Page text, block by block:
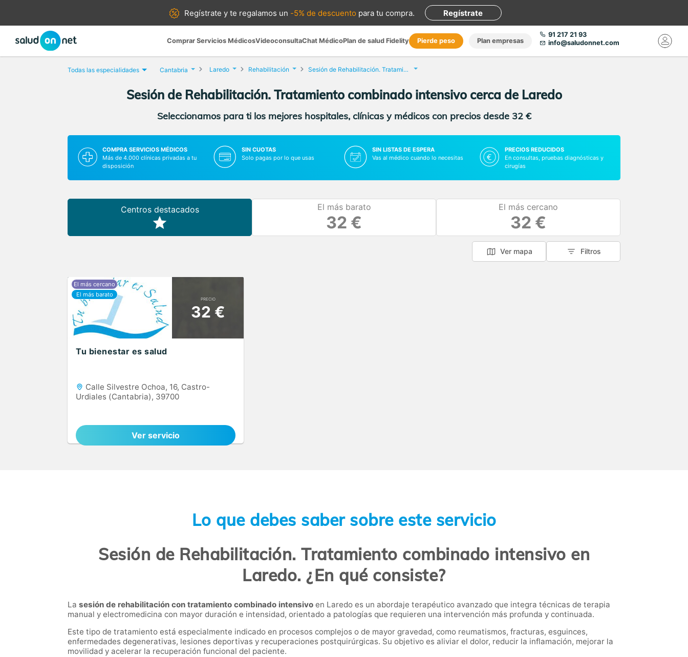
Regístrate yte regalamos un -5% de descuento para tu compra. Regístrate
Comprar Servicios MédicosVideoconsultaChat MédicoPlan de salud Fidelity Pierde peso Plan empresas
91 217 21 93
info@saludonnet.com
Todas las especialidades Cantabria Laredo Rehabilitación Sesión de Rehabilitación. Tratamiento combinado intensivo
Sesión de Rehabilitación. Tratamiento combinado intensivo cerca de Laredo
Seleccionamos para ti los mejores hospitales, clínicas y médicos con precios desde 32 €
COMPRA SERVICIOS MÉDICOS
Más de 4.000 clínicas privadas a tu
disposición
SIN CUOTAS
Solo pagas por lo que usas
SIN LISTAS DE ESPERA
Vas al médico cuando lo necesitas
PRECIOS REDUCIDOS
En consultas, pruebas diagnósticas y
cirugías
Centros destacados El más barato
32 €
El más cercano
32 €
Ver mapa Filtros
PRECIO
32 €
Tu bienestar es salud
Calle Silvestre Ochoa, 16, Castro-
Urdiales (Cantabria), 39700
Ver servicio
Lo que debes saber sobre este servicio
Sesión de Rehabilitación. Tratamiento combinado intensivo en
Laredo. ¿En qué consiste?
La sesión de rehabilitación con tratamiento combinado intensivo en Laredo es un abordaje terapéutico avanzado que integra técnicas de terapia
manual y electromedicina con mayor duración e intensidad, orientado a patologías que requieren una intervención más profunda y continuada.
Este tipo de tratamiento está especialmente indicado en procesos complejos o de mayor gravedad, como reumatismos, fracturas, esguinces,
enfermedades degenerativas, lesiones deportivas y recuperaciones postquirúrgicas. Su objetivo es aliviar el dolor, reducir la inflamación, mejorar la
movilidad y acelerar la recuperación funcional del paciente.